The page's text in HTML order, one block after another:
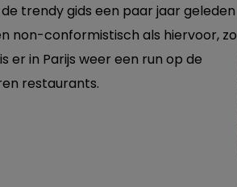
trendy gids een paar jaar geleden
non-conformistisch als hiervoor, zo
er in Parijs weer een run op de
restaurants.